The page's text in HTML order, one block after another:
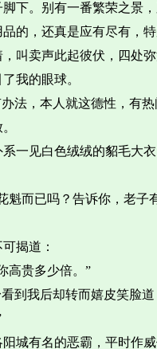
下。别有一番繁荣之景
的，还真是应有尽有，
叫卖声此起彼伏，四处
我的眼球。
法，本人就这德性，有热
一见白色绒绒的貂毛大
而已吗？告诉你，老
揭道：
高贵多少倍。”
到我后却转而嬉皮笑脸道
城有名的恶霸，平时作